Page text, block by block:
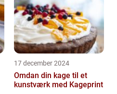
17 december 2024
Omdan din kage til et
kunstværk med Kageprint